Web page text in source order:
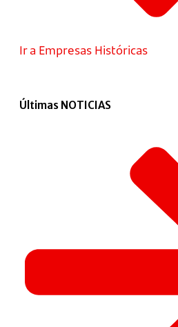
Ir a Empresas Históricas
Últimas NOTICIAS